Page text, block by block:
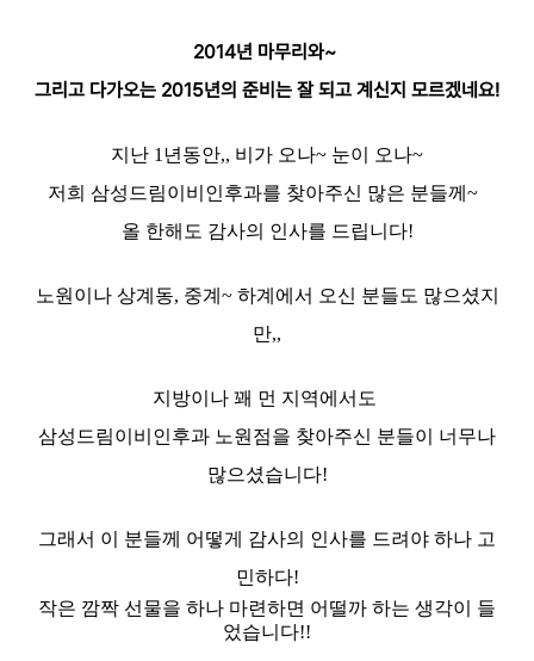
2014년 마무리와~
그리고 다가오는 2015년의 준비는 잘 되고 계신지 모르겠네요!
지난 1년동안,, 비가 오나~ 눈이 오나~
저희 삼성드림이비인후과를 찾아주신 많은 분들께~
올 한해도 감사의 인사를 드립니다!
노원이나 상계동, 중계~ 하계에서 오신 분들도 많으셨지
만,,
지방이나 꽤 먼 지역에서도
삼성드림이비인후과 노원점을 찾아주신 분들이 너무나
많으셨습니다!
그래서 이 분들께 어떻게 감사의 인사를 드려야 하나 고
민하다!
작은 깜짝 선물을 하나 마련하면 어떨까 하는 생각이 들
었습니다!!